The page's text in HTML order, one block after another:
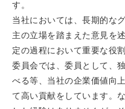
す。
当社においては、長期的な
主の立場を踏まえた意見を
定の過程において重要な役
委員会では、委員として、
べる等、当社の企業価値向
て高い貢献をしています。